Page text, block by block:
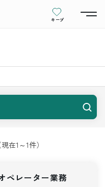
キープ
現在1 ～1件）
ペレーター業務